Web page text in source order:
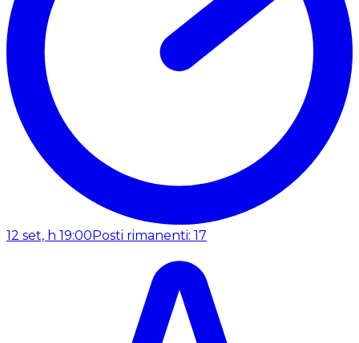
12 set, h 19:00 Posti rimanenti: 17